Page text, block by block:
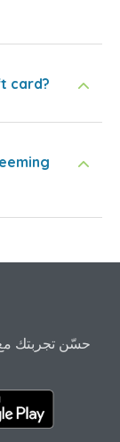
card?
حسّن تجربتك